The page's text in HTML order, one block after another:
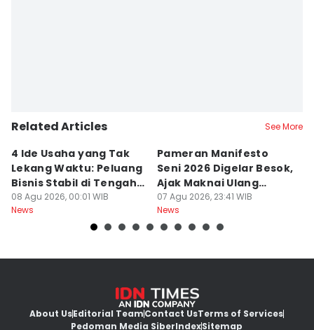
Related Articles See More
4 Ide Usaha yang Tak
Lekang Waktu: Peluang
Bisnis Stabil di Tengah
Perubahan
08 Agu 2026, 00:01 WIB
News
Pameran Manifesto
Seni 2026 Digelar Besok,
Ajak Maknai Ulang
Maritim
07 Agu 2026, 23:41 WIB
News
About UsEditorial TeamContact UsTerms of Services
Pedoman Media SiberIndexSitemap